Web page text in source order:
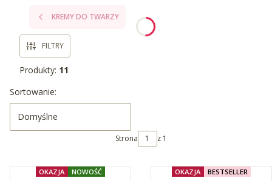
KREMY DO TWARZY
FILTRY
Produkty: 11
Lista produktów
Sortowanie:
Domyślne
Strona z 1
OKAZJA NOWOŚĆ OKAZJA BESTSELLER